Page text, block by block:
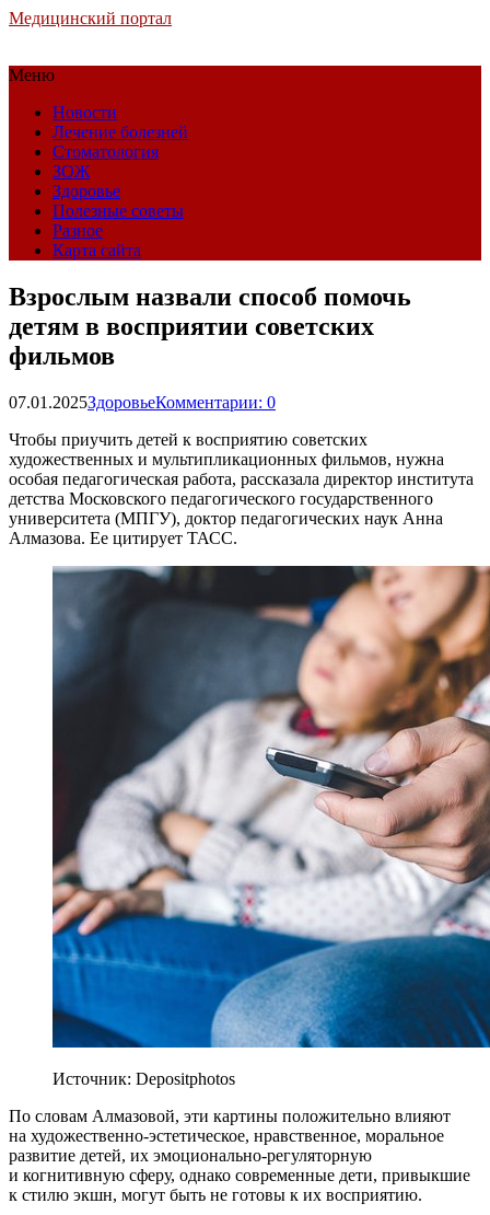
Медицинский портал
Меню
Новости
Лечение болезней
Стоматология
ЗОЖ
Здоровье
Полезные советы
Разное
Карта сайта
Взрослым назвали способ помочь
детям в восприятии советских
фильмов
07.01.2025ЗдоровьеКомментарии: 0
Чтобы приучить детей к восприятию советских
художественных и мультипликационных фильмов, нужна
особая педагогическая работа, рассказала директор института
детства Московского педагогического государственного
университета (МПГУ), доктор педагогических наук Анна
Алмазова. Ее цитирует ТАСС.
Источник: Depositphotos
По словам Алмазовой, эти картины положительно влияют
на художественно-эстетическое, нравственное, моральное
развитие детей, их эмоционально-регуляторную
и когнитивную сферу, однако современные дети, привыкшие
к стилю экшн, могут быть не готовы к их восприятию.